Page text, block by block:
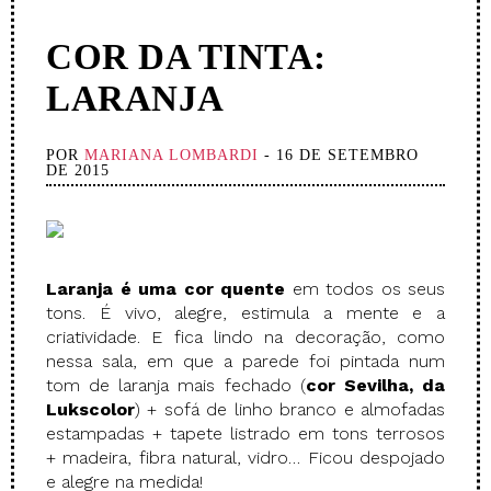
COR DA TINTA:
LARANJA
POR MARIANA LOMBARDI - 16 DE SETEMBRO
DE 2015
Laranja é uma cor quente em todos os seus
tons. É vivo, alegre, estimula a mente e a
criatividade. E fica lindo na decoração, como
nessa sala, em que a parede foi pintada num
tom de laranja mais fechado (cor Sevilha, da
Lukscolor) + sofá de linho branco e almofadas
estampadas + tapete listrado em tons terrosos
+ madeira, fibra natural, vidro… Ficou despojado
e alegre na medida!